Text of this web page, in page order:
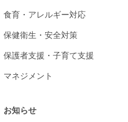
食育・アレルギー対応
保健衛生・安全対策
保護者支援・子育て支援
マネジメント
お知らせ